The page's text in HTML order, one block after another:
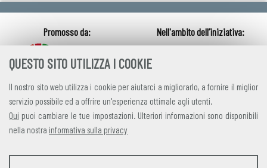
QUESTO SITO UTILIZZA I COOKIE
Il nostro sito web utilizza i cookie per aiutarci a migliorarlo, a fornire il miglior
servizio possibile ed a offrire un'esperienza ottimale agli utenti.
Qui puoi cambiare le tue impostazioni. Ulteriori informazioni sono disponibili
nella nostra informativa sulla privacy
STATISTICHE credits|privacy|contatti